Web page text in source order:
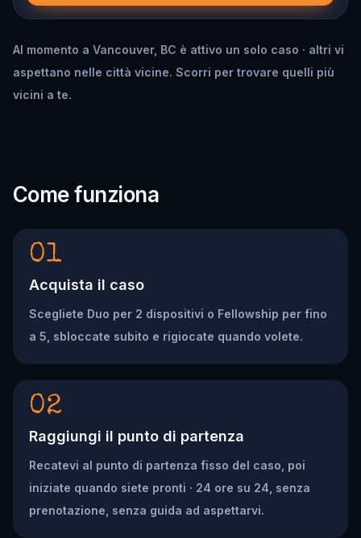
Al momento a Vancouver, BC è attivo un solo caso · altri vi
aspettano nelle città vicine. Scorri per trovare quelli più
vicini a te.
Come funziona
01
Acquista il caso
Scegliete Duo per 2 dispositivi o Fellowship per fino
a 5, sbloccate subito e rigiocate quando volete.
02
Raggiungi il punto di partenza
Recatevi al punto di partenza fisso del caso, poi
iniziate quando siete pronti · 24 ore su 24, senza
prenotazione, senza guida ad aspettarvi.